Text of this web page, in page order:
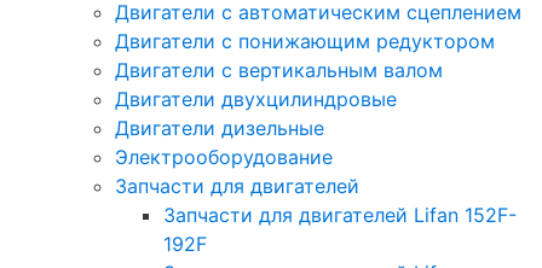
Двигатели с автоматическим сцеплением
Двигатели с понижающим редуктором
Двигатели с вертикальным валом
Двигатели двухцилиндровые
Двигатели дизельные
Электрооборудование
Запчасти для двигателей
Запчасти для двигателей Lifan 152F-
192F